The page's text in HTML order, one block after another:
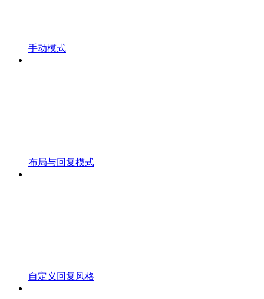
手动模式
布局与回复模式
自定义回复风格